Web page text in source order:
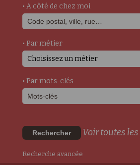
• A côté de chez moi
• Par métier
Choisissez un métier
• Par mots-clés
Rechercher Voir toutes les
Recherche avancée